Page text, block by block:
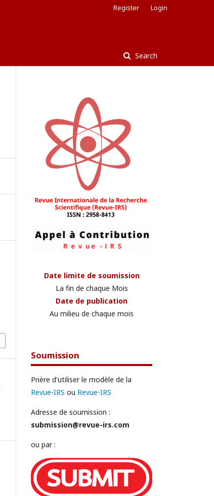
Search
Register Login
Date limite de soumission
La fin de chaque Mois
Date de publication
Au milieu de chaque mois
Soumission
Prière d'utiliser le modèle de la
Revue-IRS ou Revue-IRS
Adresse de soumission :
submission@revue-irs.com
ou par :